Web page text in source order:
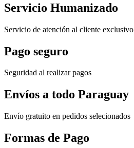
Servicio Humanizado
Servicio de atención al cliente exclusivo
Pago seguro
Seguridad al realizar pagos
Envíos a todo Paraguay
Envío gratuito en pedidos selecionados
Formas de Pago